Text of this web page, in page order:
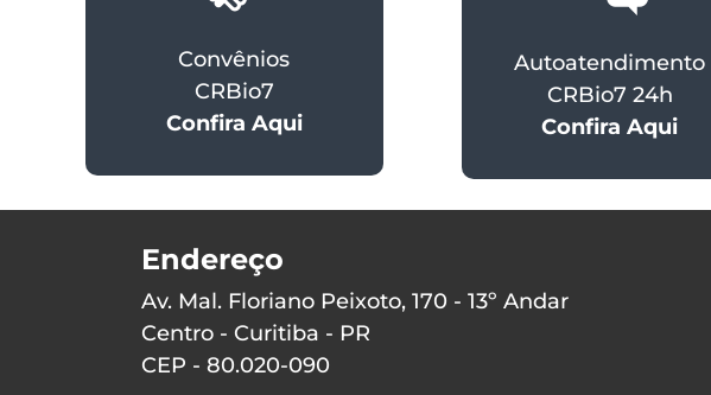
Convênios
CRBio7
Confira Aqui
Autoatendimento
CRBio7 24h
Confira Aqui
Endereço
Av. Mal. Floriano Peixoto, 170 - 13º Andar
Centro - Curitiba - PR
CEP - 80.020-090